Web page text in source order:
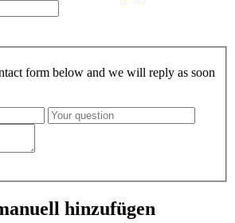
form below and we will reply as soon
hinzufügen